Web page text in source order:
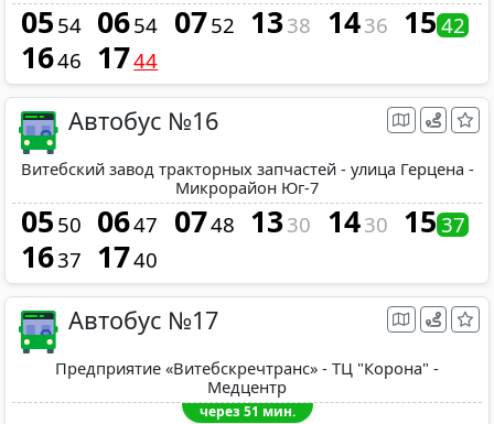
05 54 0654 0752 1338 1436 1542
1646 1744
Автобус №16
Витебский завод тракторных запчастей - улица Герцена -
Микрорайон Юг-7
05 50 0647 0748 1330 1430 1537
1637 1740
Автобус №17
Предприятие «Витебскречтранс» - ТЦ "Корона" -
Медцентр
через 51 мин.